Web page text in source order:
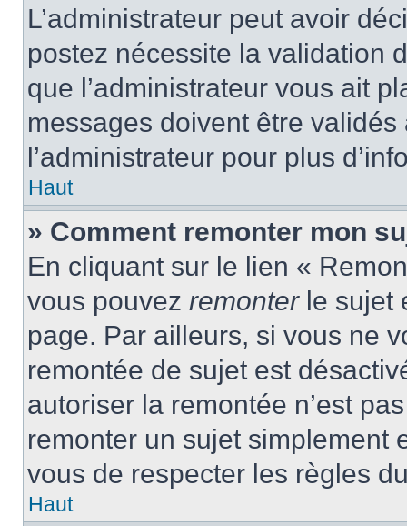
L’administrateur peut avoir
postez nécessite la validation
que l’administrateur vous ait
messages doivent être validés
l’administrateur pour plus
Haut
» Comment remonter mon
En cliquant sur le lien «
vous pouvez remonterle sujet
page. Par ailleurs, si vous ne
remontée de sujet est
autoriser la remontée n’est
remonter un sujet simplement
vous de respecter les règles
Haut